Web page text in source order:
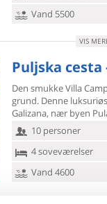
Vand 5500
VIS
Puljska cesta
Den smukke Villa
grund. Denne
Galizana, nær byen
10 personer
4 soveværelser
Vand 4600